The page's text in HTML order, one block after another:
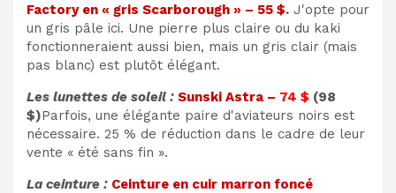
Factory en « gris Scarborough » – 55 $. J'opte pour
un gris pâle ici. Une pierre plus claire ou du kaki
fonctionneraient aussi bien, mais un gris clair (mais
pas blanc) est plutôt élégant.
Les lunettes de soleil : Sunski Astra – 74 $ (98
$)Parfois, une élégante paire d'aviateurs noirs est
nécessaire. 25 % de réduction dans le cadre de leur
vente « été sans fin ».
La ceinture : Ceinture en cuir marron foncé